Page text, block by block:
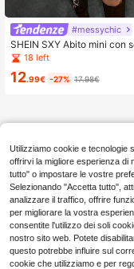
#messychic
SHEIN SXY Abito mini con
V, balze e stampa
18 left
12.99€ -27% 17.98€
Utilizziamo cookie e tecnologie
offrirvi la migliore esperienza di
tutto" o impostare le vostre
Selezionando "Accetta tutto",
analizzare il traffico, offrire
per migliorare la vostra
consentite l'utilizzo dei soli
nostro sito web. Potete
questo potrebbe influire sul
cookie che utilizziamo e per